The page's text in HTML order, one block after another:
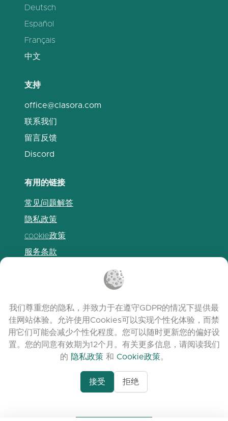
Deutsch
Español
Français
中文
支持
office@clasora.com
联系我们
留言反馈
Discord
有用的链接
常见问题解答
隐私政策
cookie政策
服务条款
© 2026 clasora.com platform | 版权所有 |
Developed byC9 Group
我们尊重您的隐私，并致力于在遵守GDPR的情况下提供最
佳网站体验。允许使用Cookies可以实现个性化体验，而禁
用它们可能会减少个性化程度。您可以随时更新您的偏好设
置。您的同意有效期为12个月。有关更多信息，请阅读我们
的 隐私政策 和 Cookie政策。
接受 拒绝